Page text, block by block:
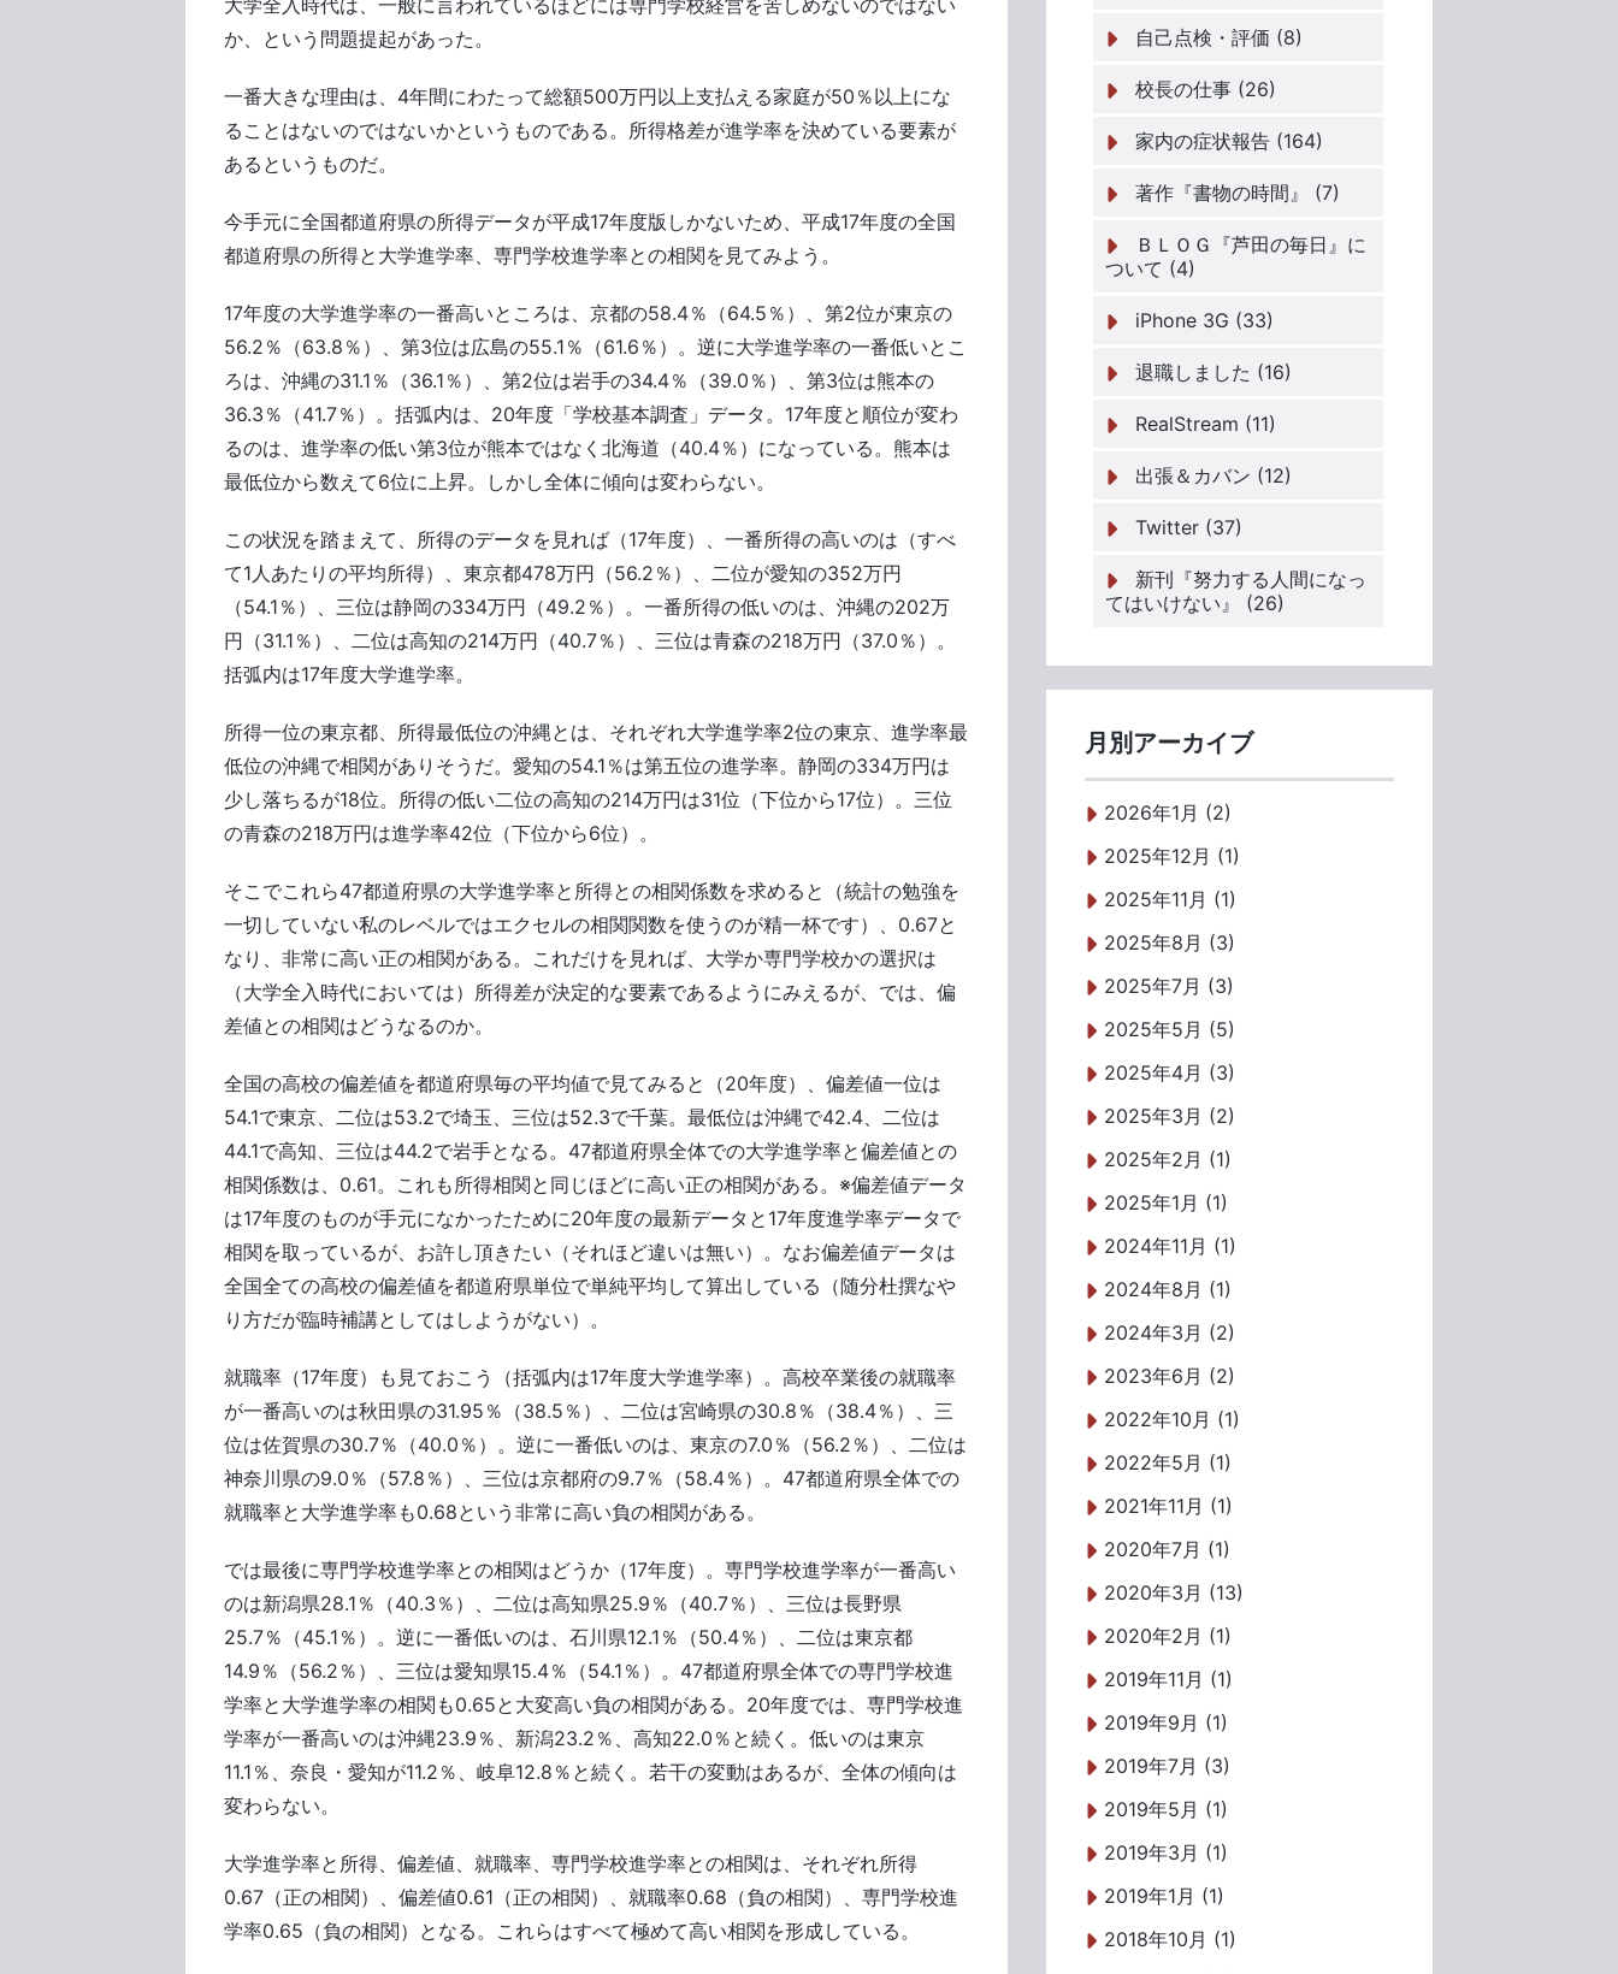
大学全入時代は、一般に言われているほどには専門学校経営を苦しめないのではない
か、という問題提起があった。
一番大きな理由は、4年間にわたって総額500万円以上支払える家庭が50％以上にな
ることはないのではないかというものである。所得格差が進学率を決めている要素が
あるというものだ。
今手元に全国都道府県の所得データが平成17年度版しかないため、平成17年度の全国
都道府県の所得と大学進学率、専門学校進学率との相関を見てみよう。
17年度の大学進学率の一番高いところは、京都の58.4％（64.5％）、第2位が東京の
56.2％（63.8％）、第3位は広島の55.1％（61.6％）。逆に大学進学率の一番低いとこ
ろは、沖縄の31.1％（36.1％）、第2位は岩手の34.4％（39.0％）、第3位は熊本の
36.3％（41.7％）。括弧内は、20年度「学校基本調査」データ。17年度と順位が変わ
るのは、進学率の低い第3位が熊本ではなく北海道（40.4％）になっている。熊本は
最低位から数えて6位に上昇。しかし全体に傾向は変わらない。
この状況を踏まえて、所得のデータを見れば（17年度）、一番所得の高いのは（すべ
て1人あたりの平均所得）、東京都478万円（56.2％）、二位が愛知の352万円
（54.1％）、三位は静岡の334万円（49.2％）。一番所得の低いのは、沖縄の202万
円（31.1％）、二位は高知の214万円（40.7％）、三位は青森の218万円（37.0％）。
括弧内は17年度大学進学率。
所得一位の東京都、所得最低位の沖縄とは、それぞれ大学進学率2位の東京、進学率最
低位の沖縄で相関がありそうだ。愛知の54.1％は第五位の進学率。静岡の334万円は
少し落ちるが18位。所得の低い二位の高知の214万円は31位（下位から17位）。三位
の青森の218万円は進学率42位（下位から6位）。
そこでこれら47都道府県の大学進学率と所得との相関係数を求めると（統計の勉強を
一切していない私のレベルではエクセルの相関関数を使うのが精一杯です）、0.67と
なり、非常に高い正の相関がある。これだけを見れば、大学か専門学校かの選択は
（大学全入時代においては）所得差が決定的な要素であるようにみえるが、では、偏
差値との相関はどうなるのか。
全国の高校の偏差値を都道府県毎の平均値で見てみると（20年度）、偏差値一位は
54.1で東京、二位は53.2で埼玉、三位は52.3で千葉。最低位は沖縄で42.4、二位は
44.1で高知、三位は44.2で岩手となる。47都道府県全体での大学進学率と偏差値との
相関係数は、0.61。これも所得相関と同じほどに高い正の相関がある。※偏差値データ
は17年度のものが手元になかったために20年度の最新データと17年度進学率データで
相関を取っているが、お許し頂きたい（それほど違いは無い）。なお偏差値データは
全国全ての高校の偏差値を都道府県単位で単純平均して算出している（随分杜撰なや
り方だが臨時補講としてはしようがない）。
就職率（17年度）も見ておこう（括弧内は17年度大学進学率）。高校卒業後の就職率
が一番高いのは秋田県の31.95％（38.5％）、二位は宮崎県の30.8％（38.4％）、三
位は佐賀県の30.7％（40.0％）。逆に一番低いのは、東京の7.0％（56.2％）、二位は
神奈川県の9.0％（57.8％）、三位は京都府の9.7％（58.4％）。47都道府県全体での
就職率と大学進学率も0.68という非常に高い負の相関がある。
では最後に専門学校進学率との相関はどうか（17年度）。専門学校進学率が一番高い
のは新潟県28.1％（40.3％）、二位は高知県25.9％（40.7％）、三位は長野県
25.7％（45.1％）。逆に一番低いのは、石川県12.1％（50.4％）、二位は東京都
14.9％（56.2％）、三位は愛知県15.4％（54.1％）。47都道府県全体での専門学校進
学率と大学進学率の相関も0.65と大変高い負の相関がある。20年度では、専門学校進
学率が一番高いのは沖縄23.9％、新潟23.2％、高知22.0％と続く。低いのは東京
11.1％、奈良・愛知が11.2％、岐阜12.8％と続く。若干の変動はあるが、全体の傾向は
変わらない。
大学進学率と所得、偏差値、就職率、専門学校進学率との相関は、それぞれ所得
0.67（正の相関）、偏差値0.61（正の相関）、就職率0.68（負の相関）、専門学校進
学率0.65（負の相関）となる。これらはすべて極めて高い相関を形成している。
自己点検・評価 (8)
校長の仕事 (26)
家内の症状報告 (164)
著作『書物の時間』 (7)
ＢＬＯＧ『芦田の毎日』に
ついて (4)
iPhone 3G (33)
退職しました (16)
RealStream (11)
出張＆カバン (12)
Twitter (37)
新刊『努力する人間になっ
てはいけない』 (26)
月別アーカイブ
2026年1月 (2)
2025年12月 (1)
2025年11月 (1)
2025年8月 (3)
2025年7月 (3)
2025年5月 (5)
2025年4月 (3)
2025年3月 (2)
2025年2月 (1)
2025年1月 (1)
2024年11月 (1)
2024年8月 (1)
2024年3月 (2)
2023年6月 (2)
2022年10月 (1)
2022年5月 (1)
2021年11月 (1)
2020年7月 (1)
2020年3月 (13)
2020年2月 (1)
2019年11月 (1)
2019年9月 (1)
2019年7月 (3)
2019年5月 (1)
2019年3月 (1)
2019年1月 (1)
2018年10月 (1)